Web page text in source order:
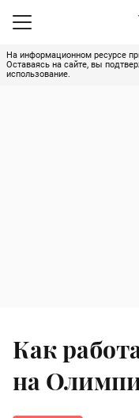
На информационном ресурсе
Оставаясь на сайте, вы
использование.
Как
на